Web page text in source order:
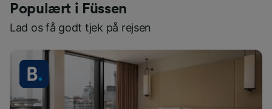
Populært i Füssen
Lad os få godt tjek på rejsen